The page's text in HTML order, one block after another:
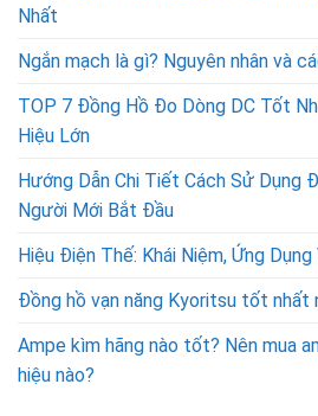
Nhất
Ngắn mạch là gì? Nguyên nhân và
TOP 7 Đồng Hồ Đo Dòng DC Tốt
Hiệu Lớn
Hướng Dẫn Chi Tiết Cách Sử Dụng
Người Mới Bắt Đầu
Hiệu Điện Thế: Khái Niệm, Ứng
Đồng hồ vạn năng Kyoritsu tốt nhất
Ampe kìm hãng nào tốt? Nên mua
hiệu nào?